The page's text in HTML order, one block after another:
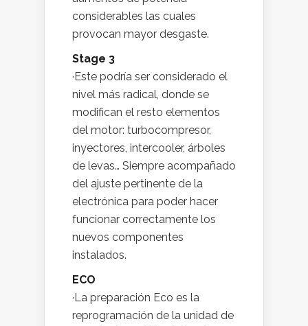
considerables las cuales
provocan mayor desgaste.
Stage 3
·Este podría ser considerado el
nivel más radical, donde se
modifican el resto elementos
del motor: turbocompresor,
inyectores, intercooler, árboles
de levas… Siempre acompañado
del ajuste pertinente de la
electrónica para poder hacer
funcionar correctamente los
nuevos componentes
instalados.
ECO
·La preparación Eco es la
reprogramación de la unidad de